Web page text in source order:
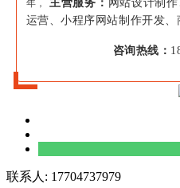
年， 主营服务： 网站设计制
运营、小程序网站制作开发、
咨询热线：
联系人: 17704737979